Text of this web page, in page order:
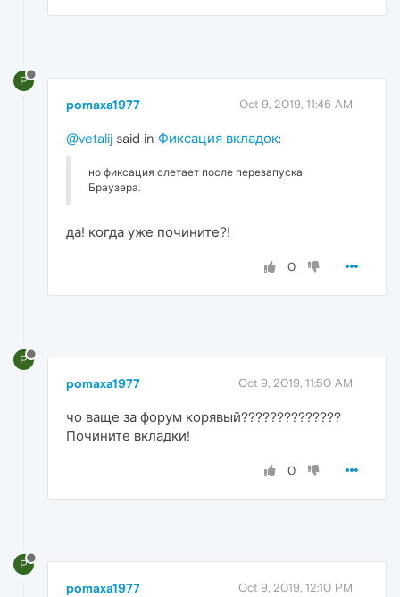
P
pomaxa1977 Oct 9, 2019, 11:46 AM
@vetalij said in Фиксация вкладок:
но фиксация слетает после перезапуска
Браузера.
да! когда уже почините?!
0
P
pomaxa1977 Oct 9, 2019, 11:50 AM
чо ваще за форум корявый??????????????
Почините вкладки!
0
P
pomaxa1977 Oct 9, 2019, 12:10 PM